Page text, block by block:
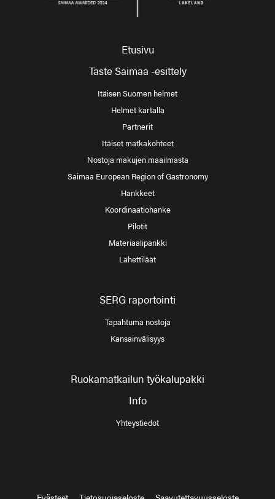
Etusivu
Taste Saimaa -esittely
Itäisen Suomen helmet
Helmet kartalla
Partnerit
Itäiset matkakohteet
Nostoja makujen maailmasta
Saimaa European Region of Gastronomy
Hankkeet
Koordinaatiohanke
Pilotit
Materiaalipankki
Lähettiläät
SERG raportointi
Tapahtuma nostoja
Kansainvälisyys
Ruokamatkailun työkalupakki
Info
Yhteystiedot